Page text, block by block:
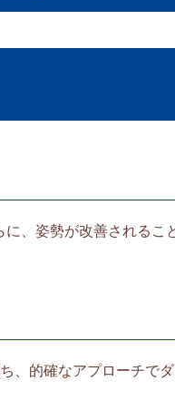
、姿勢が改善されるこ
、的確なアプローチで